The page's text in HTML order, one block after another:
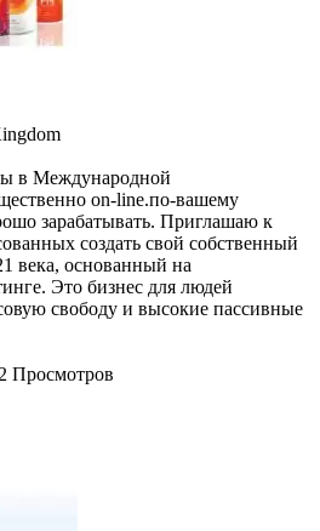
в Международной
on-line.по-вашему
зарабатывать. Приглашаю к
создать свой собственный
века, основанный на
Это бизнес для людей
свободу и высокие пассивные
Просмотров